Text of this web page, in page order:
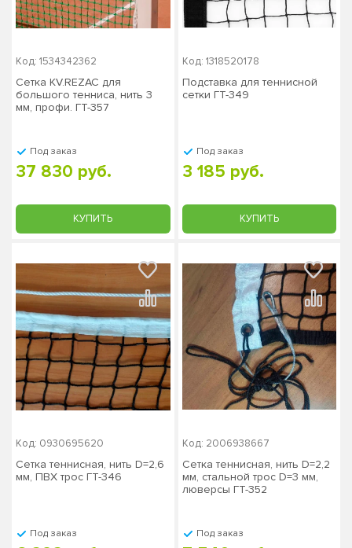
Код: 1534342362
Сетка KV.REZAC для
большого тенниса, нить 3
мм, профи. ГТ-357
Под заказ
37 830 руб.
КУПИТЬ
Код: 1318520178
Подставка для теннисной
сетки ГТ-349
Под заказ
3 185 руб.
КУПИТЬ
Код: 0930695620
Сетка теннисная, нить D=2,6
мм, ПВХ трос ГТ-346
Под заказ
Код: 2006938667
Сетка теннисная, нить D=2,2
мм, стальной трос D=3 мм,
люверсы ГТ-352
Под заказ